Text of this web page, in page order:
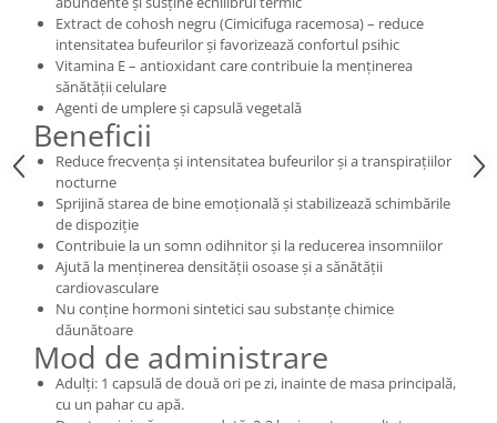
Extract de cohosh negru (Cimicifuga racemosa) – reduce
intensitatea bufeurilor și favorizează confortul psihic
Vitamina E – antioxidant care contribuie la menținerea
sănătății celulare
Agenti de umplere și capsulă vegetală
Beneficii
Reduce frecvența și intensitatea bufeurilor și a transpirațiilor
nocturne
Sprijină starea de bine emoțională și stabilizează schimbările
de dispoziție
Contribuie la un somn odihnitor și la reducerea insomniilor
Ajută la menținerea densității osoase și a sănătății
cardiovasculare
Nu conține hormoni sintetici sau substanțe chimice
dăunătoare
Mod de administrare
Adulți: 1 capsulă de două ori pe zi, inainte de masa principală,
cu un pahar cu apă.